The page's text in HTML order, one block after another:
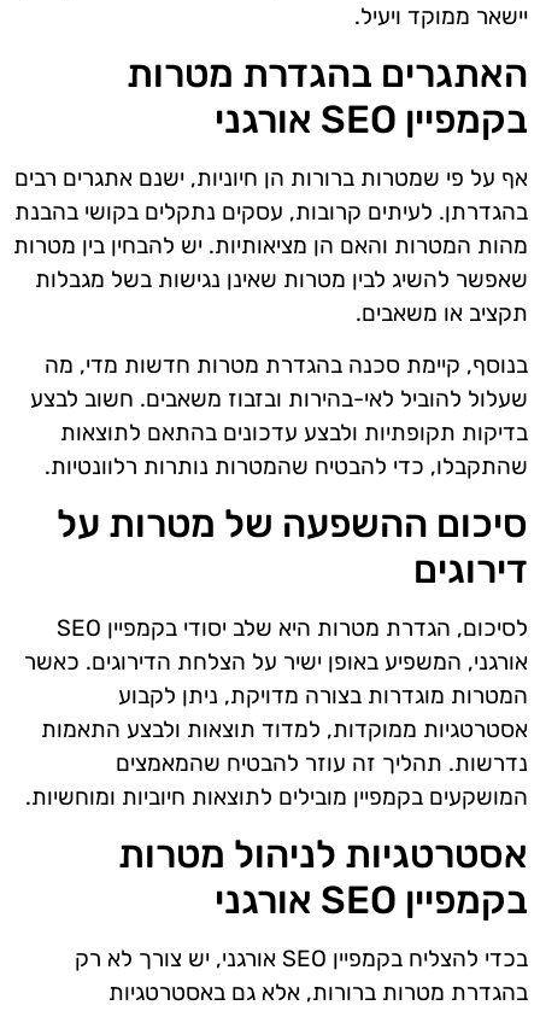
יישאר ממוקד ויעיל.
האתגרים בהגדרת מטרות
בקמפיין SEO אורגני
אף על פי שמטרות ברורות הן חיוניות, ישנם אתגרים רבים
בהגדרתן. לעיתים קרובות, עסקים נתקלים בקושי בהבנת
מהות המטרות והאם הן מציאותיות. יש להבחין בין מטרות
שאפשר להשיג לבין מטרות שאינן נגישות בשל מגבלות
תקציב או משאבים.
בנוסף, קיימת סכנה בהגדרת מטרות חדשות מדי, מה
שעלול להוביל לאי-בהירות ובזבוז משאבים. חשוב לבצע
בדיקות תקופתיות ולבצע עדכונים בהתאם לתוצאות
שהתקבלו, כדי להבטיח שהמטרות נותרות רלוונטיות.
סיכום ההשפעה של מטרות על
דירוגים
לסיכום, הגדרת מטרות היא שלב יסודי בקמפיין SEO
אורגני, המשפיע באופן ישיר על הצלחת הדירוגים. כאשר
המטרות מוגדרות בצורה מדויקת, ניתן לקבוע
אסטרטגיות ממוקדות, למדוד תוצאות ולבצע התאמות
נדרשות. תהליך זה עוזר להבטיח שהמאמצים
המושקעים בקמפיין מובילים לתוצאות חיוביות ומוחשיות.
אסטרטגיות לניהול מטרות
בקמפיין SEO אורגני
בכדי להצליח בקמפיין SEO אורגני, יש צורך לא רק
בהגדרת מטרות ברורות, אלא גם באסטרטגיות